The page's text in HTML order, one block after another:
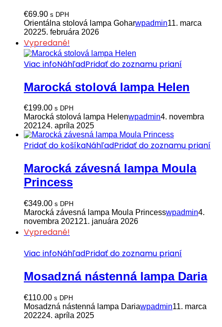
€69.90 s DPH
Orientálna stolová lampa Goharwpadmin11. marca
20225. februára 2026
Vypredané!
Viac infoNáhľadPridať do zoznamu prianí
Marocká stolová lampa Helen
€199.00 s DPH
Marocká stolová lampa Helenwpadmin4. novembra
202124. apríla 2025
Pridať do košíkaNáhľadPridať do zoznamu prianí
Marocká závesná lampa Moula
Princess
€349.00 s DPH
Marocká závesná lampa Moula Princesswpadmin4.
novembra 202121. januára 2026
Vypredané!
Viac infoNáhľadPridať do zoznamu prianí
Mosadzná nástenná lampa Daria
€110.00 s DPH
Mosadzná nástenná lampa Dariawpadmin11. marca
202224. apríla 2025